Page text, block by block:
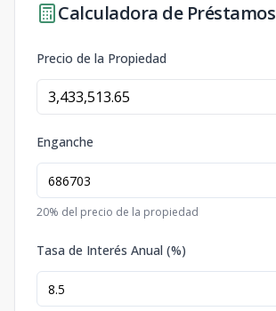
Calculadora de Préstamos
Precio de la Propiedad
Enganche
20% del precio de la propiedad
Tasa de Interés Anual (%)